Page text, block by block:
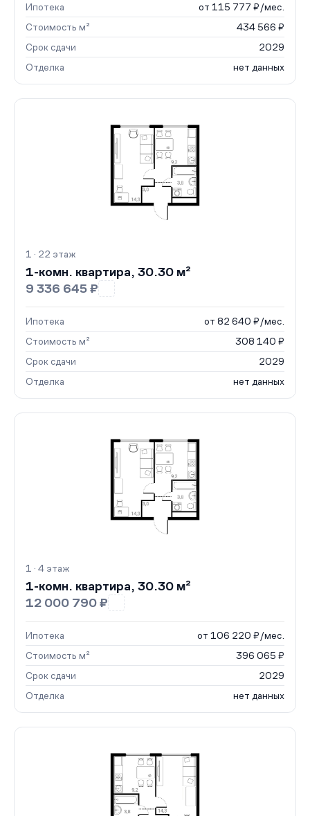
Ипотека
от 115 777 ₽/мес.
Стоимость м²
434 566 ₽
Срок сдачи
2029
Отделка
нет данных
1 · 22 этаж
1-комн. квартира, 30.30 м²
9 336 645 ₽
Ипотека
от 82 640 ₽/мес.
Стоимость м²
308 140 ₽
Срок сдачи
2029
Отделка
нет данных
1 · 4 этаж
1-комн. квартира, 30.30 м²
12 000 790 ₽
Ипотека
от 106 220 ₽/мес.
Стоимость м²
396 065 ₽
Срок сдачи
2029
Отделка
нет данных